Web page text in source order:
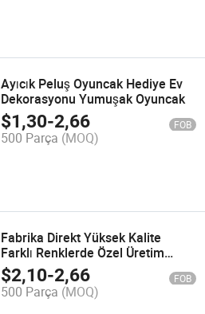
Ayıcık Peluş Oyuncak Hediye Ev
Dekorasyonu Yumuşak Oyuncak
$1,30-2,66 FOB
500 Parça (MOQ)
Fabrika Direkt Yüksek Kalite
Farklı Renklerde Özel Üretim
Peluş Bebek Fil Yastığı
$2,10-2,66 FOB
500 Parça (MOQ)